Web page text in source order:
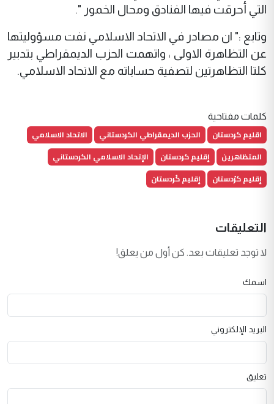
التي أحرقت فيها الفنادق ومحال الخمور ".
وتابع :" ان مصادر في الاتحاد الاسلامي نفت مسؤوليتها
عن التظاهرة الاولى ، واتهمت الحزب الديمقراطي بتدبير
كلتا التظاهرتين لتصفية حساباته مع الاتحاد الاسلامي.
كلمات مفتاحية
اقليم كردستان الحزب الديمقراطي الكردستاني
الاتحاد الاسلامي
المتظاهرين
إقليم كردستان
الإتحاد الاسلامي الكردستاني
إقليم كرُدستان
إقليم كُردستان
التعليقات
لا توجد تعليقات بعد. كن أول من يعلق!
اسمك
البريد الإلكتروني
تعليق